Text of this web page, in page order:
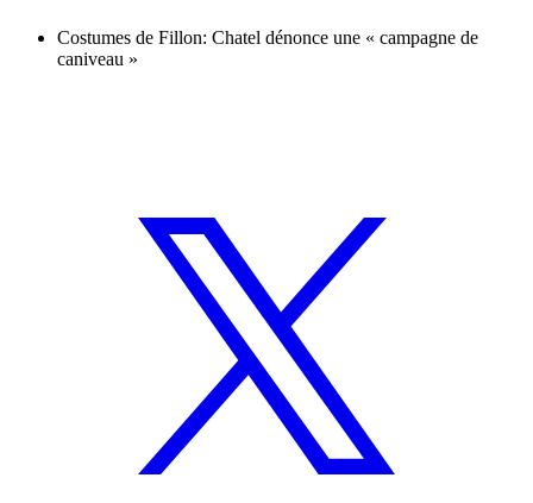
Costumes de Fillon: Chatel dénonce une « campagne de
caniveau »